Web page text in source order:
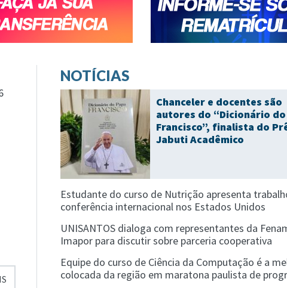
NOTÍCIAS
Chanceler e docentes são
autores do “Dicionário do
Francisco”, finalista do
Jabuti Acadêmico
Estudante do curso de Nutrição apresenta
conferência internacional nos Estados Unidos
UNISANTOS dialoga com representantes da
Imapor para discutir sobre parceria cooperativa
Equipe do curso de Ciência da Computação é a
colocada da região em maratona paulista de